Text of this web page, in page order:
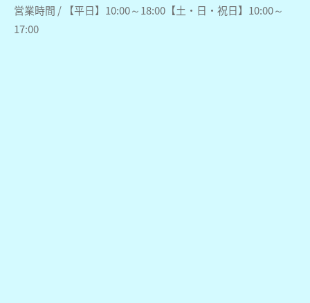
営業時間 / 【平日】10:00～18:00【土・日・祝日】10:00～
17:00